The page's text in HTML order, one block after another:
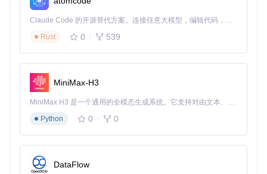
技术维度
atcher
适配原理
注入驱动
硬件支持
范围
局限于特定驱动兼
容的硬件
U、显卡和外设
稳定性表
易出现系统崩溃和
功能异常
安全性
Claude Code 的开源替代方案。连接任意大模型，编辑代码，运行命令，自动验证 — 全自动执行。用 Rust 构建，极致性能。 ｜ An open-source alternative to Claude Code. Connect any LLM, edit code, run commands, and verify changes — autonomously. Built in Rust for speed. Get Started
Rust
0 539
MiniMax-H3
MiniMax H3 是一个通用的全模态生成系统。它支持对由文本、图像、视频和音频组成的多模态上下文进行统一理解，并能生成分辨率高达 2K、时长可达 15 秒的带原生立体声音频的视频。得益于面向任务泛化的系统设计，H3 在预训练阶段就已具备广泛的多模态上下文理解与生成能力，能够出色地执行复杂的多模态指令。
Python
0 0
DataFlow